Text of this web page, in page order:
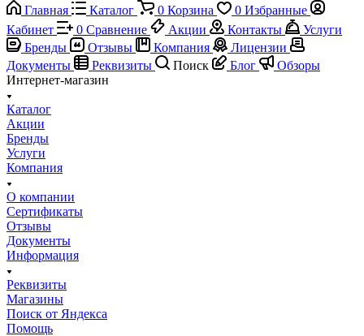
Главная
Каталог 0 Корзина 0 Избранные
Кабинет
0 Сравнение Акции Контакты
Услуги
Бренды
Отзывы Компания
Лицензии
Документы
Реквизиты Поиск Блог
Обзоры
Интернет-магазин
Каталог
Акции
Бренды
Услуги
Компания
О компании
Сертификаты
Отзывы
Документы
Информация
Реквизиты
Магазины
Поиск от Яндекса
Помощь